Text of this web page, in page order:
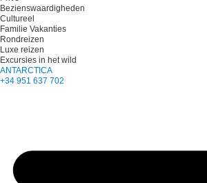
Bezienswaardigheden
Cultureel
Familie Vakanties
Rondreizen
Luxe reizen
Excursies in het wild
ANTARCTICA
+34 951 637 702